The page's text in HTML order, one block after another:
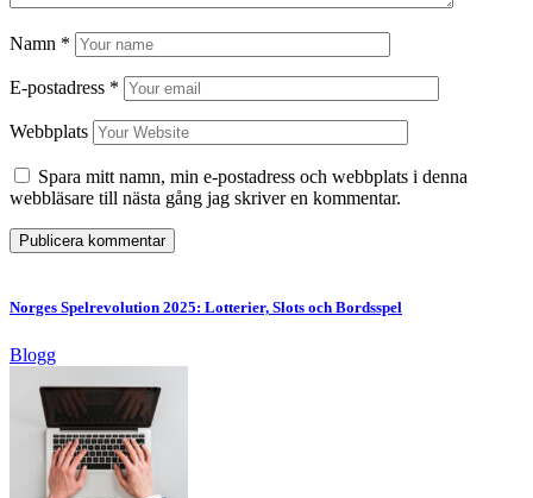
Namn *
E-postadress *
Webbplats
Spara mitt namn, min e-postadress och webbplats i denna
webbläsare till nästa gång jag skriver en kommentar.
Norges Spelrevolution 2025: Lotterier, Slots och Bordsspel
Blogg